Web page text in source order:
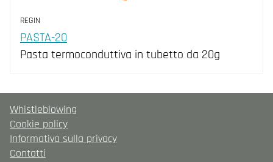
REGIN
PASTA-20
Pasta termoconduttiva in tubetto da 20g
Whistleblowing
Cookie policy
Informativa sulla privacy
Contatti